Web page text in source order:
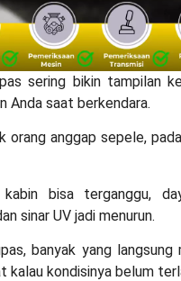
sering bikin tampilan
Anda saat berkendara.
orang anggap sepele,
kabin bisa terganggu,
sinar UV jadi menurun.
, banyak yang
kalau kondisinya belum